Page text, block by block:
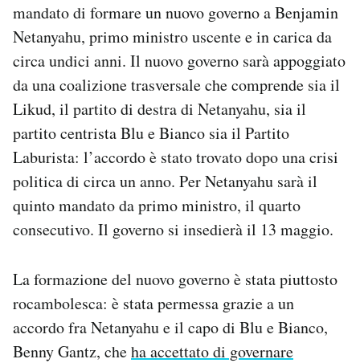
CALENDARIO
AREA PERSONALE
Area Personale
Notifiche mobile
Regala il Post
Hai bisogno di aiuto?
Esci
mandato di formare un nuovo governo a Benjamin
Netanyahu, primo ministro uscente e in carica da
circa undici anni. Il nuovo governo sarà appoggiato
da una coalizione trasversale che comprende sia il
Likud, il partito di destra di Netanyahu, sia il
partito centrista Blu e Bianco sia il Partito
Laburista: l’accordo è stato trovato dopo una crisi
politica di circa un anno. Per Netanyahu sarà il
quinto mandato da primo ministro, il quarto
consecutivo. Il governo si insedierà il 13 maggio.
La formazione del nuovo governo è stata piuttosto
rocambolesca: è stata permessa grazie a un
accordo fra Netanyahu e il capo di Blu e Bianco,
Benny Gantz, cheha accettato di governare